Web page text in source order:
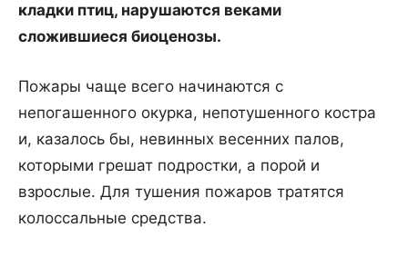
кладки птиц, нарушаются веками
сложившиеся биоценозы.
Пожары чаще всего начинаются с
непогашенного окурка, непотушенного костра
и, казалось бы, невинных весенних палов,
которыми грешат подростки, а порой и
взрослые. Для тушения пожаров тратятся
колоссальные средства.